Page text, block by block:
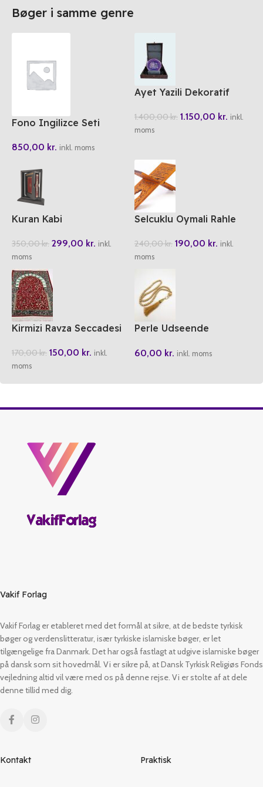
Bøger i samme genre
Fono Ingilizce Seti
850,00 kr. inkl. moms
Ayet Yazili Dekoratif
1.400,00kr. 1.150,00 kr. inkl.
moms
Kuran Kabi
350,00kr. 299,00 kr. inkl.
moms
Selcuklu Oymali Rahle
240,00kr. 190,00 kr. inkl.
moms
Kirmizi Ravza Seccadesi
170,00kr. 150,00 kr. inkl.
moms
Perle Udseende
60,00 kr. inkl. moms
Vakif Forlag
Vakif Forlag er etableret med det formål at sikre, at de bedste tyrkisk
bøger og verdenslitteratur, især tyrkiske islamiske bøger, er let
tilgængelige fra Danmark. Det har også fastlagt at udgive islamiske bøger
på dansk som sit hovedmål. Vi er sikre på, at Dansk Tyrkisk Religiøs Fonds
vejledning altid vil være med os på denne rejse. Vi er stolte af at dele
denne tillid med dig.
Kontakt Praktisk